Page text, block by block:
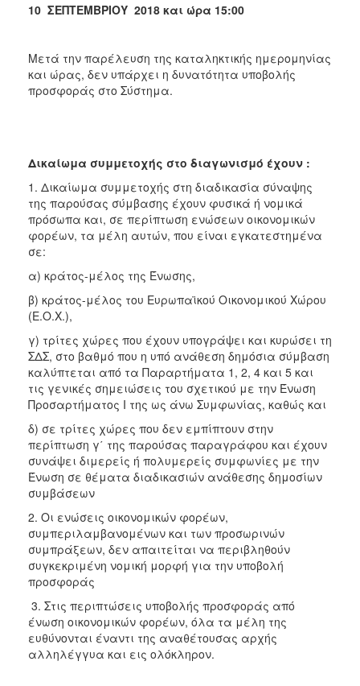
10 ΣΕΠΤΕΜΒΡΙΟΥ 2018 και ώρα 15:00
Μετά την παρέλευση της καταληκτικής ημερομηνίας
και ώρας, δεν υπάρχει η δυνατότητα υποβολής
προσφοράς στο Σύστημα.
Δικαίωμα συμμετοχής στο διαγωνισμό έχουν :
1. Δικαίωμα συμμετοχής στη διαδικασία σύναψης
της παρούσας σύμβασης έχουν φυσικά ή νομικά
πρόσωπα και, σε περίπτωση ενώσεων οικονομικών
φορέων, τα μέλη αυτών, που είναι εγκατεστημένα
σε:
α) κράτος-μέλος της Ένωσης,
β) κράτος-μέλος του Ευρωπαϊκού Οικονομικού Χώρου
(Ε.Ο.Χ.),
γ) τρίτες χώρες που έχουν υπογράψει και κυρώσει τη
ΣΔΣ, στο βαθμό που η υπό ανάθεση δημόσια σύμβαση
καλύπτεται από τα Παραρτήματα 1, 2, 4 και 5 και
τις γενικές σημειώσεις του σχετικού με την Ένωση
Προσαρτήματος I της ως άνω Συμφωνίας, καθώς και
δ) σε τρίτες χώρες που δεν εμπίπτουν στην
περίπτωση γ΄ της παρούσας παραγράφου και έχουν
συνάψει διμερείς ή πολυμερείς συμφωνίες με την
Ένωση σε θέματα διαδικασιών ανάθεσης δημοσίων
συμβάσεων
2. Οι ενώσεις οικονομικών φορέων,
συμπεριλαμβανομένων και των προσωρινών
συμπράξεων, δεν απαιτείται να περιβληθούν
συγκεκριμένη νομική μορφή για την υποβολή
προσφοράς
3. Στις περιπτώσεις υποβολής προσφοράς από
ένωση οικονομικών φορέων, όλα τα μέλη της
ευθύνονται έναντι της αναθέτουσας αρχής
αλληλέγγυα και εις ολόκληρον.